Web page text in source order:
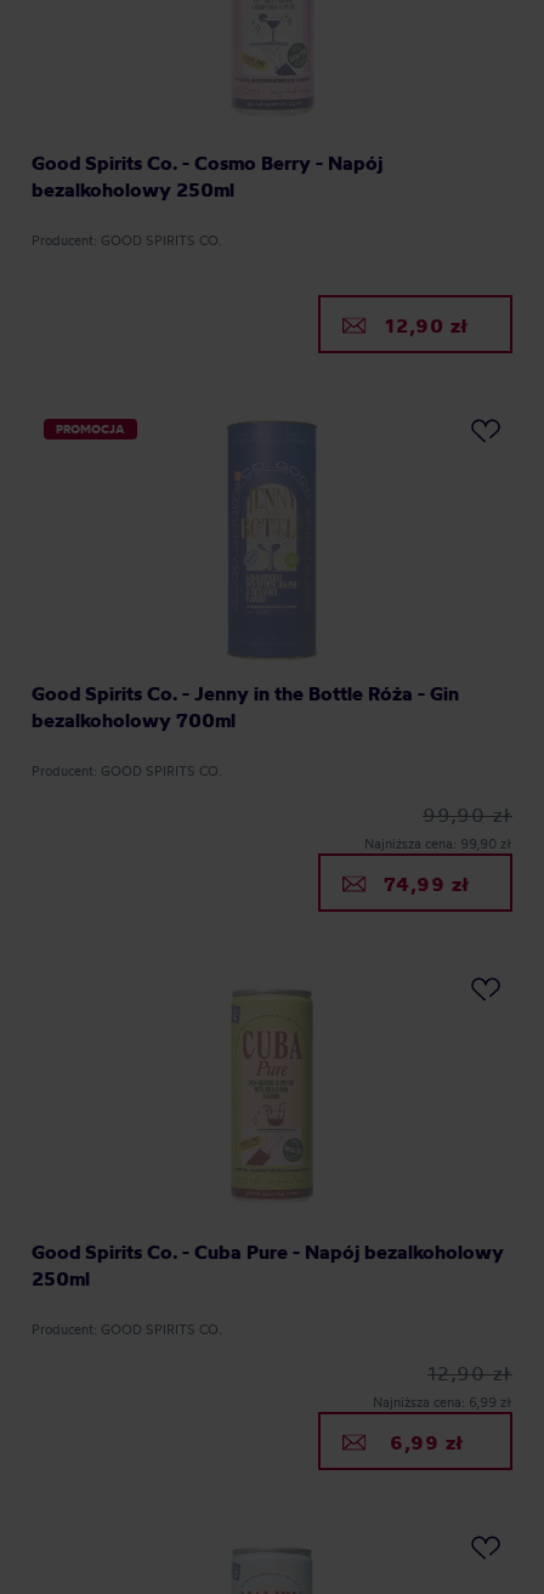
Good Spirits Co. - Cosmo Berry - Napój
bezalkoholowy 250ml
Producent: GOOD SPIRITS CO.
12,90 zł
PROMOCJA
Good Spirits Co. - Jenny in the Bottle Róża - Gin
bezalkoholowy 700ml
Producent: GOOD SPIRITS CO.
99,90 zł
Najniższa cena: 99,90 zł
74,99 zł
Good Spirits Co. - Cuba Pure - Napój bezalkoholowy
250ml
Producent: GOOD SPIRITS CO.
12,90 zł
Najniższa cena: 6,99 zł
6,99 zł